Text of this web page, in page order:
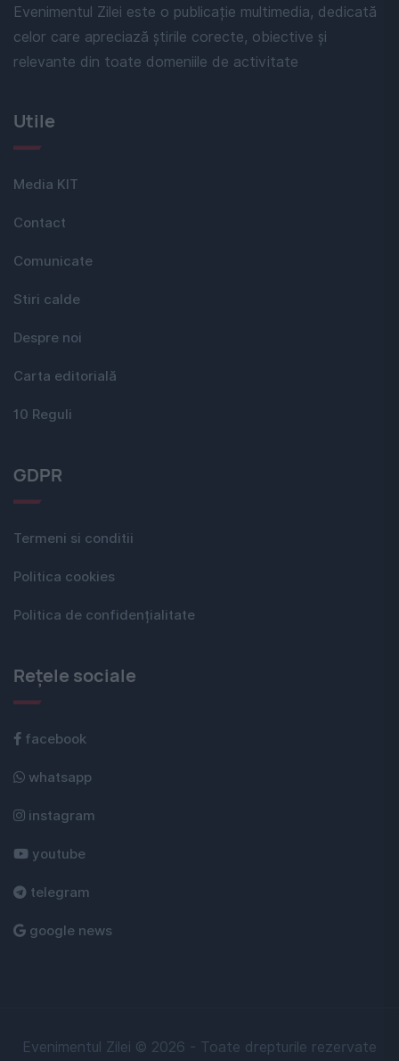
Evenimentul Zilei este o publicație multimedia, dedicată
celor care apreciază știrile corecte, obiective și
relevante din toate domeniile de activitate
Utile
Media KIT
Contact
Comunicate
Stiri calde
Despre noi
Carta editorială
10 Reguli
GDPR
Termeni si conditii
Politica cookies
Politica de confidențialitate
Rețele sociale
facebook
whatsapp
instagram
youtube
telegram
google news
Evenimentul Zilei © 2026 - Toate drepturile rezervate